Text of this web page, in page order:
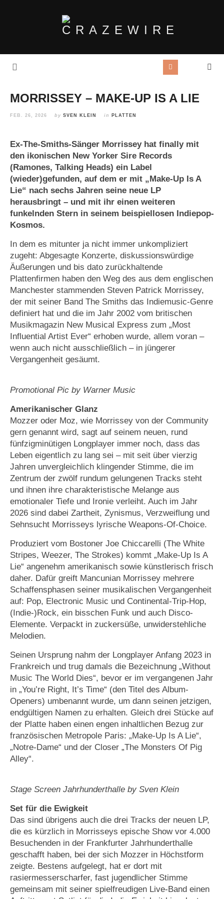
MORRISSEY – MAKE-UP IS A LIE
FEB. 26, 2026 by SVEN KLEIN in PLATTEN
Ex-The-Smiths-Sänger Morrissey hat finally mit
den ikonischen New Yorker Sire Records
(Ramones, Talking Heads) ein Label
(wieder)gefunden, auf dem er mit „Make-Up Is A
Lie“ nach sechs Jahren seine neue LP
herausbringt – und mit ihr einen weiteren
funkelnden Stern in seinem beispiellosen Indiepop-
Kosmos.
In dem es mitunter ja nicht immer unkompliziert
zugeht: Abgesagte Konzerte, diskussionswürdige
Äußerungen und bis dato zurückhaltende
Plattenfirmen haben den Weg des aus dem englischen
Manchester stammenden Steven Patrick Morrissey,
der mit seiner Band The Smiths das Indiemusic-Genre
definiert hat und die im Jahr 2002 vom britischen
Musikmagazin New Musical Express zum „Most
Influential Artist Ever“ erhoben wurde, allem voran –
wenn auch nicht ausschließlich – in jüngerer
Vergangenheit gesäumt.
Promotional Pic by Warner Music
Amerikanischer Glanz
Mozzer oder Moz, wie Morrissey von der Community
gern genannt wird, sagt auf seinem neuen, rund
fünfzigminütigen Longplayer immer noch, dass das
Leben eigentlich zu lang sei – mit seit über vierzig
Jahren unvergleichlich klingender Stimme, die im
Zentrum der zwölf rundum gelungenen Tracks steht
und ihnen ihre charakteristische Melange aus
emotionaler Tiefe und Ironie verleiht. Auch im Jahr
2026 sind dabei Zartheit, Zynismus, Verzweiflung und
Sehnsucht Morrisseys lyrische Weapons-Of-Choice.
Produziert vom Bostoner Joe Chiccarelli (The White
Stripes, Weezer, The Strokes) kommt „Make-Up Is A
Lie“ angenehm amerikanisch sowie künstlerisch frisch
daher. Dafür greift Mancunian Morrissey mehrere
Schaffensphasen seiner musikalischen Vergangenheit
auf: Pop, Electronic Music und Continental-Trip-Hop,
(Indie-)Rock, ein bisschen Funk und auch Disco-
Elemente. Verpackt in zuckersüße, unwiderstehliche
Melodien.
Seinen Ursprung nahm der Longplayer Anfang 2023 in
Frankreich und trug damals die Bezeichnung „Without
Music The World Dies“, bevor er im vergangenen Jahr
in „You’re Right, It’s Time“ (den Titel des Album-
Openers) umbenannt wurde, um dann seinen jetzigen,
endgültigen Namen zu erhalten. Gleich drei Stücke auf
der Platte haben einen engen inhaltlichen Bezug zur
französischen Metropole Paris: „Make-Up Is A Lie“,
„Notre-Dame“ und der Closer „The Monsters Of Pig
Alley“.
Stage Screen Jahrhunderthalle by Sven Klein
Set für die Ewigkeit
Das sind übrigens auch die drei Tracks der neuen LP,
die es kürzlich in Morrisseys epische Show vor 4.000
Besuchenden in der Frankfurter Jahrhunderthalle
geschafft haben, bei der sich Mozzer in Höchstform
zeigte. Bestens aufgelegt, hat er dort mit
rasiermesserscharfer, fast jugendlicher Stimme
gemeinsam mit seiner spielfreudigen Live-Band einen